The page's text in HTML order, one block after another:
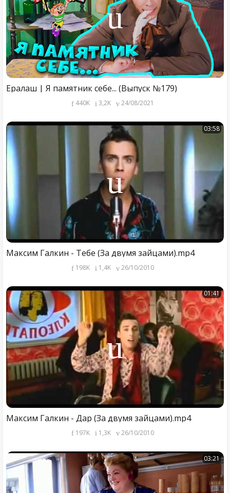
Ералаш | Я памятник себе... (Выпуск №179)
440K 3,2K 24/08/2021
03:58
Максим Галкин - Тебе (За двумя зайцами).mp4
198K 1,4K 26/10/2010
01:41
Максим Галкин - Дар (За двумя зайцами).mp4
197K 1,3K 26/10/2010
03:21